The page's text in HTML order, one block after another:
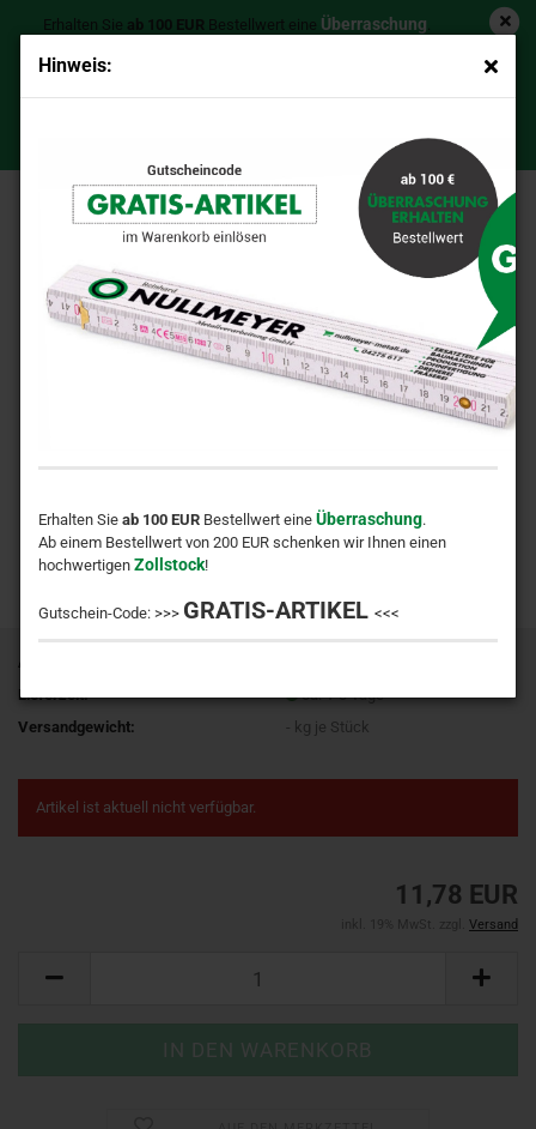
Hinweis:
Erhalten Sie ab 100 EUR Bestellwert eine Überraschung.
Ab einem Bestellwert von 200 EUR schenken wir Ihnen einen
hochwertigen Zollstock!
Gutschein-Code: >>> GRATIS-ARTIKEL <<<
Erhalten Sie ab 100 EUR Bestellwert eine Überraschung.
110er Ausgleichsscheibe 110x180x4,00 mm
Art.Nr.:
Lieferzeit:
ca. 1-3 Tage
Versandgewicht:
- kg je Stück
Artikel ist aktuell nicht verfügbar.
11,78 EUR
Versand